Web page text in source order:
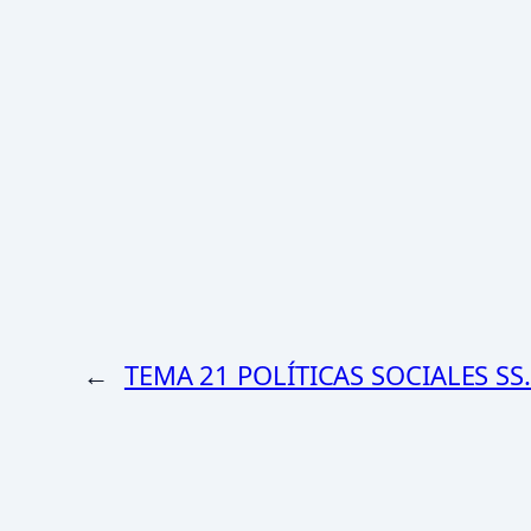
← TEMA 21 POLÍTICAS SOCIALES